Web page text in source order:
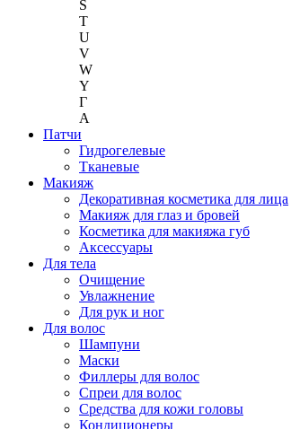
S
T
U
V
W
Y
Г
A
Патчи
Гидрогелевые
Тканевые
Макияж
Декоративная косметика для лица
Макияж для глаз и бровей
Косметика для макияжа губ
Аксессуары
Для тела
Очищение
Увлажнение
Для рук и ног
Для волос
Шампуни
Маски
Филлеры для волос
Спреи для волос
Средства для кожи головы
Кондиционеры